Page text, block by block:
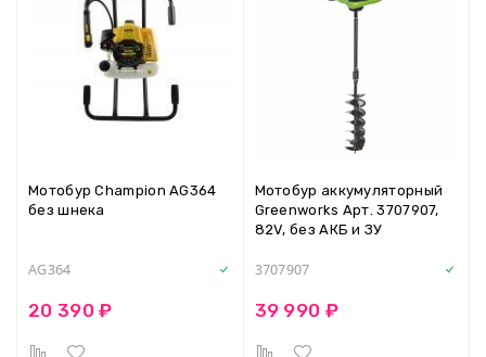
Мотобур Champion AG364
без шнека
AG364
20 390 ₽
Мотобур аккумуляторный
Greenworks Арт. 3707907,
82V, без АКБ и ЗУ
3707907
39 990 ₽